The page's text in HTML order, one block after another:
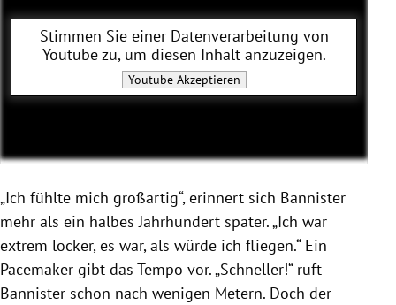
Stimmen Sie einer Datenverarbeitung von
Youtubezu, um diesen Inhalt anzuzeigen.
YoutubeAkzeptieren
„Ich fühlte mich großartig“, erinnert sich Bannister
mehr als ein halbes Jahrhundert später. „Ich war
extrem locker, es war, als würde ich fliegen.“ Ein
Pacemaker gibt das Tempo vor. „Schneller!“ ruft
Bannister schon nach wenigen Metern. Doch der